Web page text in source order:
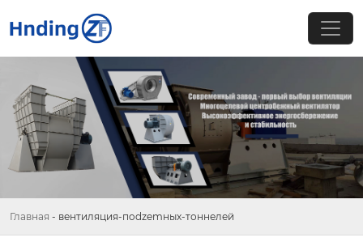
Главная - вентиляция-пodzemных-тоннелей